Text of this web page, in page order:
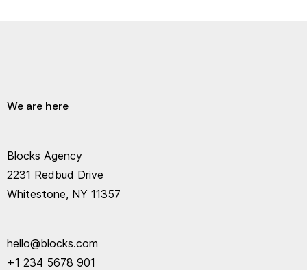
We are here
Blocks Agency
2231 Redbud Drive
Whitestone, NY 11357
hello@blocks.com
+1 234 5678 901